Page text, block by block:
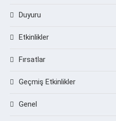
Duyuru
Etkinlikler
Fırsatlar
Geçmiş Etkinlikler
Genel